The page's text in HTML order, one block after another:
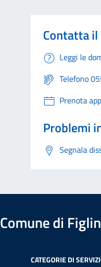
Contatta
Leggi le
Telefono
Prenota
Problemi
Segnala
Comune di
CATEGORIE DI